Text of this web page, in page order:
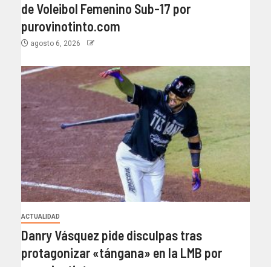
de Voleibol Femenino Sub-17 por
purovinotinto.com
agosto 6, 2026
ACTUALIDAD
Danry Vásquez pide disculpas tras
protagonizar «tángana» en la LMB por